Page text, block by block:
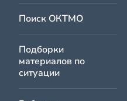
Поиск ОКТМО
Подборки
материалов по
ситуации